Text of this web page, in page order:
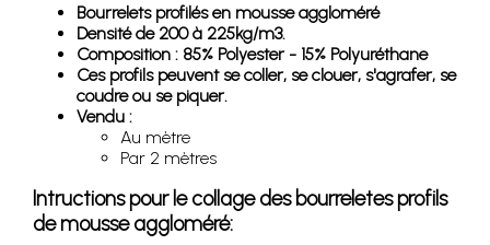
Bourrelets profilés en mousse aggloméré
Densité de 200 à 225kg/m3.
Composition : 85% Polyester - 15% Polyuréthane
Ces profils peuvent se coller, se clouer, s'agrafer, se
coudre ou se piquer.
Vendu :
Au mètre
Par 2 mètres
Intructions pour le collage des bourreletes profils
de mousse aggloméré: